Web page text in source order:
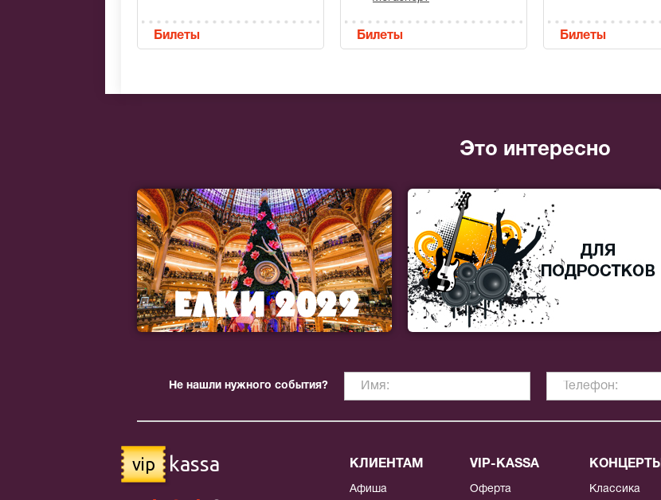
Билеты Билеты Билеты
Это интересно
Не нашли нужного события?
vip kassa КЛИЕНТАМ
Афиша
VIP-KASSA
Оферта
КОНЦЕРТЫ
Классика